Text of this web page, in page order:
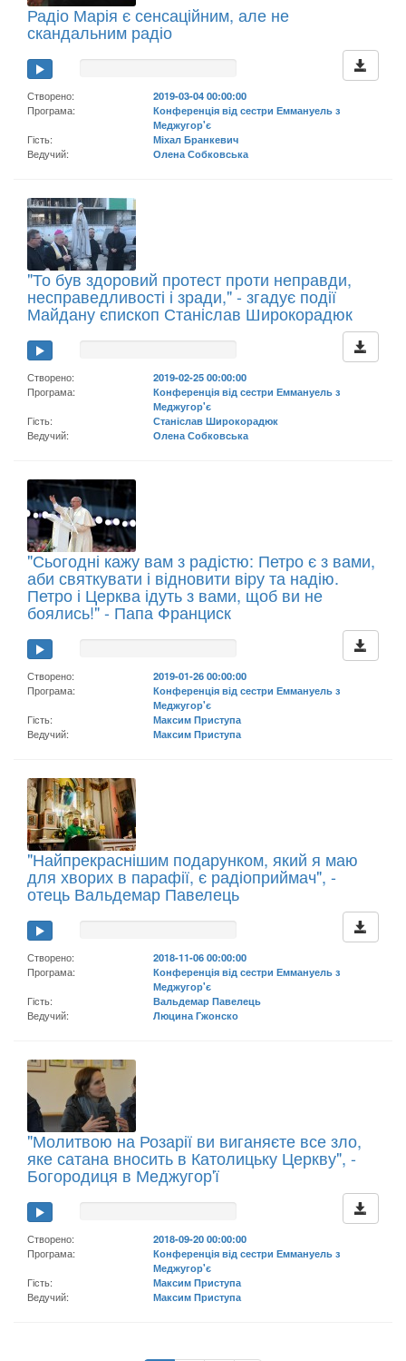
Радіо Марія є сенсаційним, але не
скандальним радіо
Створено:
2019-03-04 00:00:00
Програма:
Конференція від сестри Еммануель з
Меджугор'є
Гість:
Міхал Бранкевич
Ведучий:
Олена Собковська
"То був здоровий протест проти неправди,
несправедливості і зради," - згадує події
Майдану єпископ Станіслав Широкорадюк
Створено:
2019-02-25 00:00:00
Програма:
Конференція від сестри Еммануель з
Меджугор'є
Гість:
Станіслав Широкорадюк
Ведучий:
Олена Собковська
"Сьогодні кажу вам з радістю: Петро є з вами,
аби святкувати і відновити віру та надію.
Петро і Церква ідуть з вами, щоб ви не
боялись!" - Папа Франциск
Створено:
2019-01-26 00:00:00
Програма:
Конференція від сестри Еммануель з
Меджугор'є
Гість:
Максим Приступа
Ведучий:
Максим Приступа
"Найпрекраснішим подарунком, який я маю
для хворих в парафії, є радіоприймач", -
отець Вальдемар Павелець
Створено:
2018-11-06 00:00:00
Програма:
Конференція від сестри Еммануель з
Меджугор'є
Гість:
Вальдемар Павелець
Ведучий:
Люцина Гжонско
"Молитвою на Розарії ви виганяєте все зло,
яке сатана вносить в Католицьку Церкву", -
Богородиця в Меджугор'ї
Створено:
2018-09-20 00:00:00
Програма:
Конференція від сестри Еммануель з
Меджугор'є
Гість:
Максим Приступа
Ведучий:
Максим Приступа